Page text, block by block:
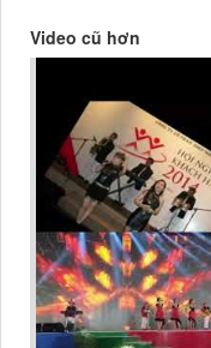
Video cũ hơn